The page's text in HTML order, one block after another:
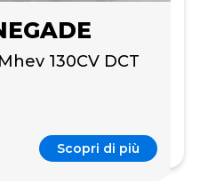
130CV DCT
Scopri di più